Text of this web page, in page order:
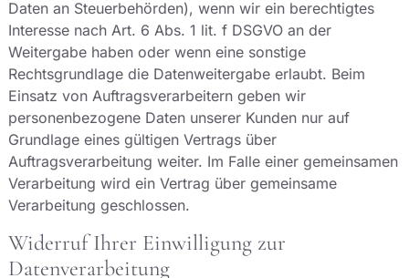
Daten an Steuerbehörden), wenn wir ein berechtigtes
Interesse nach Art. 6 Abs. 1 lit. f DSGVO an der
Weitergabe haben oder wenn eine sonstige
Rechtsgrundlage die Datenweitergabe erlaubt. Beim
Einsatz von Auftragsverarbeitern geben wir
personenbezogene Daten unserer Kunden nur auf
Grundlage eines gültigen Vertrags über
Auftragsverarbeitung weiter. Im Falle einer gemeinsamen
Verarbeitung wird ein Vertrag über gemeinsame
Verarbeitung geschlossen.
Widerruf Ihrer Einwilligung zur
Datenverarbeitung